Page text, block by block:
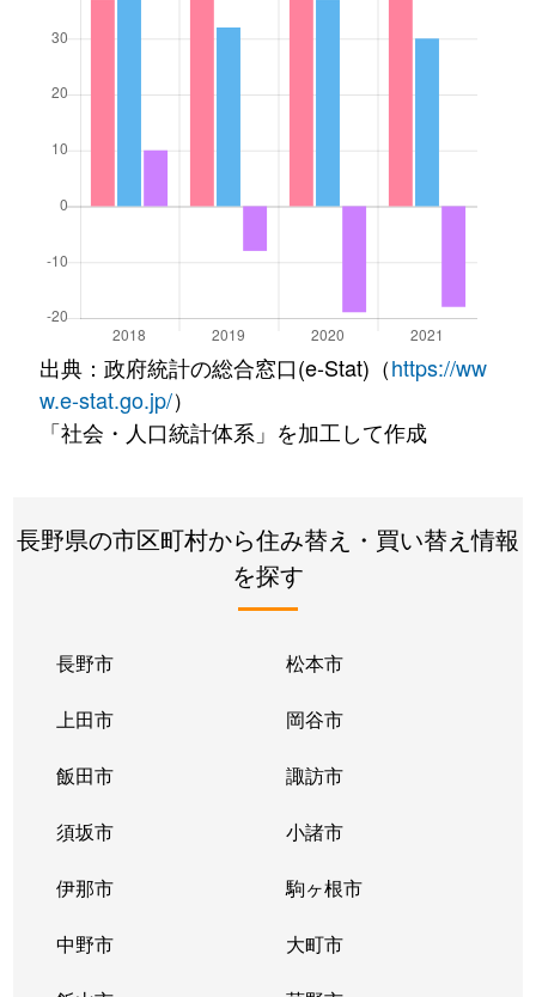
出典：政府統計の総合窓口(e-Stat)（https://ww
w.e-stat.go.jp/）
「社会・人口統計体系」を加工して作成
長野県の市区町村から住み替え・買い替え情報
を探す
長野市 松本市
上田市 岡谷市
飯田市 諏訪市
須坂市 小諸市
伊那市 駒ヶ根市
中野市 大町市